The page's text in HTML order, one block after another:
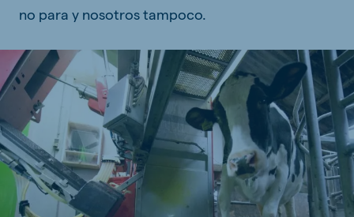
no para y nosotros tampoco.